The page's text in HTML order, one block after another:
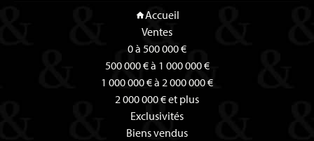
Accueil
Ventes
0 à 500 000 €
500 000 € à 1 000 000 €
1 000 000 € à 2 000 000 €
2 000 000 € et plus
Exclusivités
Biens vendus